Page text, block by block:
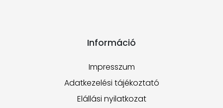
Információ
Impresszum
Adatkezelési tájékoztató
Elállási nyilatkozat